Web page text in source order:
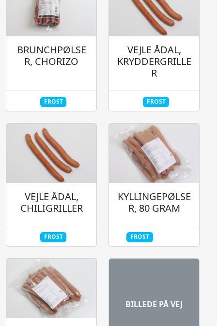
BRUNCHPØLSE
R, CHORIZO
FROST
VEJLE ÅDAL,
KRYDDERGRILLE
R
FROST
VEJLE ÅDAL,
CHILIGRILLER
FROST
KYLLINGEPØLSE
R, 80 GRAM
FROST
BILLEDE PÅ VEJ